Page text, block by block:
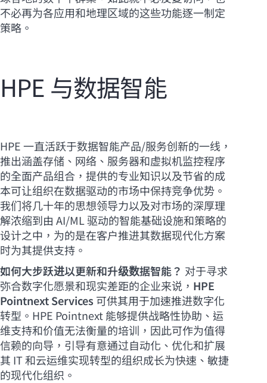
不必再为各应用和地理区域的这些功能逐一制定
策略。
HPE 与数据智能
HPE 一直活跃于数据智能产品/服务创新的一线，
推出涵盖存储、网络、服务器和虚拟机监控程序
的全面产品组合，提供的专业知识以及节省的成
本可让组织在数据驱动的市场中保持竞争优势。
我们将几十年的思想领导力以及对市场的深厚理
解浓缩到由 AI/ML 驱动的智能基础设施和策略的
设计之中，为的是在客户推进其数据现代化方案
时为其提供支持。
如何大步跃进以更新和升级数据智能？ 对于寻求
弥合数字化愿景和现实差距的企业来说， HPE
Pointnext Services 可供其用于加速推进数字化
转型。HPE Pointnext 能够提供战略性协助、运
维支持和价值无法衡量的培训，因此可作为值得
信赖的向导，引导有意通过自动化、优化和扩展
其 IT 和云运维实现转型的组织成长为快速、敏捷
的现代化组织。